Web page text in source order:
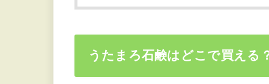
うたまろ石鹸はどこで買える